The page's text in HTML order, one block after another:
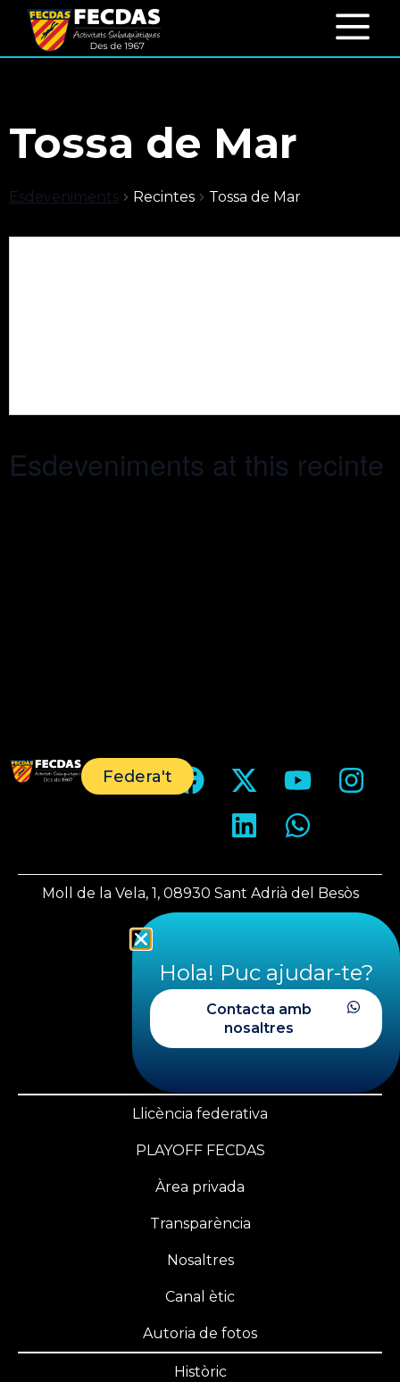
Tossa de Mar
Esdeveniments Recintes Tossa de Mar
Esdeveniments at this recinte
Federa't
Moll de la Vela, 1, 08930 Sant Adrià del Besòs
fecdas@fecdas.cat
+34 620 28 29 39
+34 933 560 543
Llicència federativa
PLAYOFF FECDAS
Àrea privada
Transparència
Nosaltres
Canal ètic
Autoria de fotos
Històric
Hola! Puc ajudar-te?
Contacta amb
nosaltres